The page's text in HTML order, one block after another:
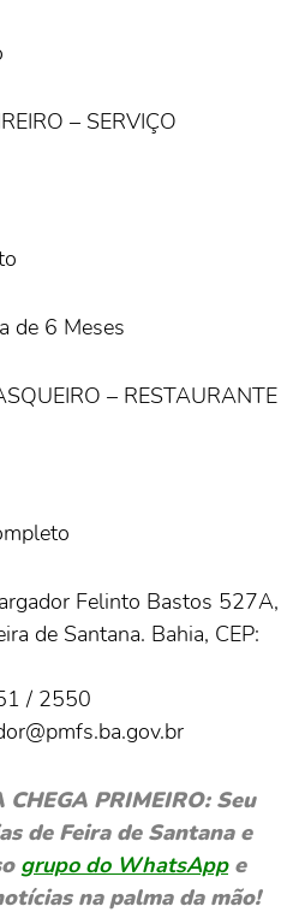
– SERVIÇO
de 6 Meses
– RESTAURANTE
Felinto Bastos 527A,
de Santana. Bahia, CEP:
/ 2550
PRIMEIRO: Seu
de Feira de Santana e
grupo do WhatsAppe
na palma da mão!